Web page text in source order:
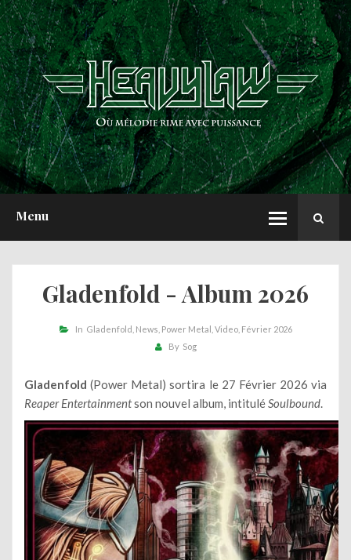
Menu
ACCUEIL
NEWS
CHRONIQUES
INTERVIEWS
REPORTS
A PROPOS
Gladenfold - Album 2026
In Gladenfold News Power Metal Video Février 2026
By Sog
Gladenfold (Power Metal) sortira le 27 Février 2026 via
Reaper Entertainmentson nouvel album, intituléSoulbound.